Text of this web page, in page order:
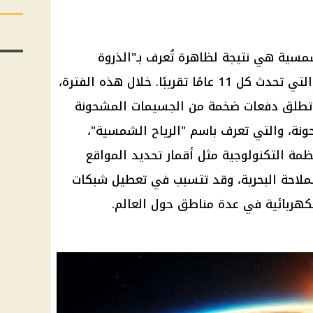
هي نتيجة لظاهرة تُعرف بـ"الذروة
المتفجرة في الدورة الشمسية"، والتي تحدث كل 11 عامًا تقريبًا. خلال هذه الفترة،
دفعات ضخمة من الجسيمات المشحونة
والتي تعرف باسم "الرياح الشمسية"،
التكنولوجية مثل أقمار تحديد المواقع
في عدة مناطق حول العالم.